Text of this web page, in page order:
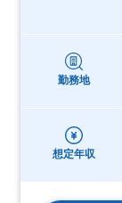
勤務地
想定年収